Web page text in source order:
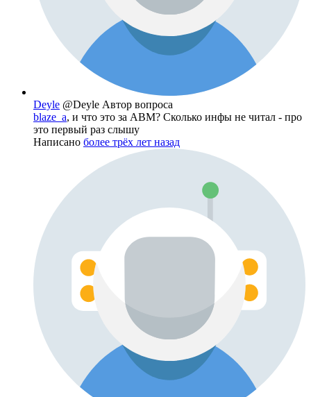
Deyle @Deyle Автор вопроса
blaze_a, и что это за АВМ? Сколько инфы не читал - про
это первый раз слышу
Написано более трёх лет назад